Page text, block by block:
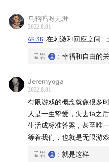
乌鸦呜呀无涯
2022.8.01
45:36 在刺激和回应之间…
孟岩 : 幸福和自由的
Jeremyoga
2022.8.01
有限游戏的概念就像很多
人是一生挚爱，失去ta之
生活成标准答案，甚至唯
等着我们，也就是无限游
孟岩 : 就是这样